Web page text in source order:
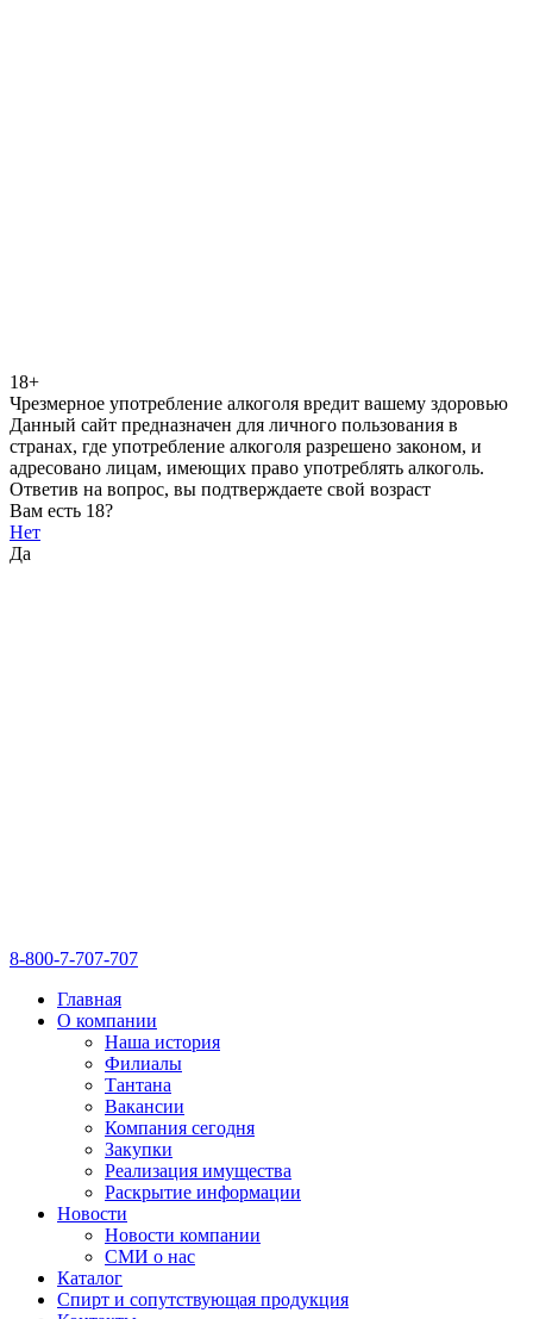
18+
Чрезмерное употребление алкоголя вредит вашему здоровью
Данный сайт предназначен для личного пользования в
странах, где употребление алкоголя разрешено законом, и
адресовано лицам, имеющих право употреблять алкоголь.
Ответив на вопрос, вы подтверждаете свой возраст
Вам есть 18?
Нет
Да
8-800-7-707-707
Главная
О компании
Наша история
Филиалы
Тантана
Вакансии
Компания сегодня
Закупки
Реализация имущества
Раскрытие информации
Новости
Новости компании
СМИ о нас
Каталог
Спирт и сопутствующая продукция